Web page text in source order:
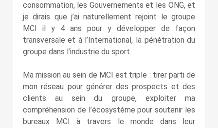
consommation, les Gouvernements et les ONG, et
je dirais que j’ai naturellement rejoint le groupe
MCI il y 4 ans pour y développer de façon
transversale et à l’International, la pénétration du
groupe dans l’industrie du sport.
Ma mission au sein de MCI est triple : tirer parti de
mon réseau pour générer des prospects et des
clients au sein du groupe, exploiter ma
compréhension de l’écosystème pour soutenir les
bureaux MCI à travers le monde dans leur